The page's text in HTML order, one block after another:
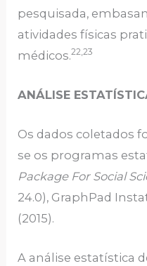
pesquisada,
atividades físicas
médicos.22,23
ANÁLISE
Os dados coletados
se os programas
Package For Social
24.0), GraphPad
(2015).
A análise estatística